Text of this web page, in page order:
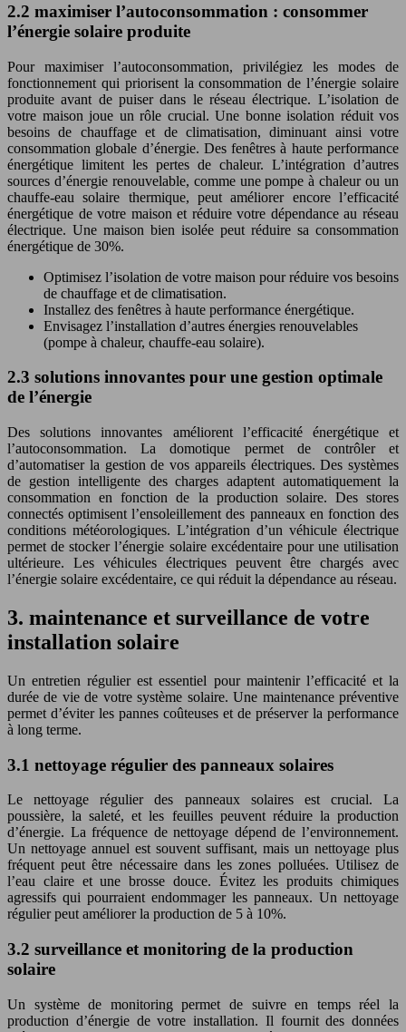
2.2 maximiser l’autoconsommation : consommer
l’énergie solaire produite
Pour maximiser l’autoconsommation, privilégiez les modes de
fonctionnement qui priorisent la consommation de l’énergie solaire
produite avant de puiser dans le réseau électrique. L’isolation de
votre maison joue un rôle crucial. Une bonne isolation réduit vos
besoins de chauffage et de climatisation, diminuant ainsi votre
consommation globale d’énergie. Des fenêtres à haute performance
énergétique limitent les pertes de chaleur. L’intégration d’autres
sources d’énergie renouvelable, comme une pompe à chaleur ou un
chauffe-eau solaire thermique, peut améliorer encore l’efficacité
énergétique de votre maison et réduire votre dépendance au réseau
électrique. Une maison bien isolée peut réduire sa consommation
énergétique de 30%.
Optimisez l’isolation de votre maison pour réduire vos besoins
de chauffage et de climatisation.
Installez des fenêtres à haute performance énergétique.
Envisagez l’installation d’autres énergies renouvelables
(pompe à chaleur, chauffe-eau solaire).
2.3 solutions innovantes pour une gestion optimale
de l’énergie
Des solutions innovantes améliorent l’efficacité énergétique et
l’autoconsommation. La domotique permet de contrôler et
d’automatiser la gestion de vos appareils électriques. Des systèmes
de gestion intelligente des charges adaptent automatiquement la
consommation en fonction de la production solaire. Des stores
connectés optimisent l’ensoleillement des panneaux en fonction des
conditions météorologiques. L’intégration d’un véhicule électrique
permet de stocker l’énergie solaire excédentaire pour une utilisation
ultérieure. Les véhicules électriques peuvent être chargés avec
l’énergie solaire excédentaire, ce qui réduit la dépendance au réseau.
3. maintenance et surveillance de votre
installation solaire
Un entretien régulier est essentiel pour maintenir l’efficacité et la
durée de vie de votre système solaire. Une maintenance préventive
permet d’éviter les pannes coûteuses et de préserver la performance
à long terme.
3.1 nettoyage régulier des panneaux solaires
Le nettoyage régulier des panneaux solaires est crucial. La
poussière, la saleté, et les feuilles peuvent réduire la production
d’énergie. La fréquence de nettoyage dépend de l’environnement.
Un nettoyage annuel est souvent suffisant, mais un nettoyage plus
fréquent peut être nécessaire dans les zones polluées. Utilisez de
l’eau claire et une brosse douce. Évitez les produits chimiques
agressifs qui pourraient endommager les panneaux. Un nettoyage
régulier peut améliorer la production de 5 à 10%.
3.2 surveillance et monitoring de la production
solaire
Un système de monitoring permet de suivre en temps réel la
production d’énergie de votre installation. Il fournit des données